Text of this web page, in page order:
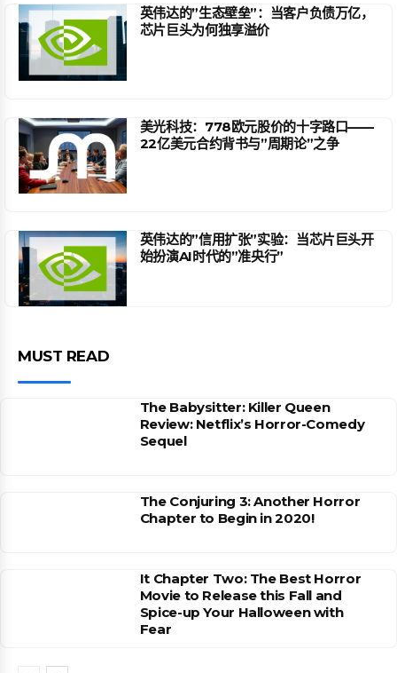
英伟达的”生态壁垒”：当客户负债万亿，
芯片巨头为何独享溢价
美光科技：778欧元股价的十字路口——
22亿美元合约背书与”周期论”之争
英伟达的”信用扩张”实验：当芯片巨头开
始扮演AI时代的”准央行”
MUST READ
The Babysitter: Killer Queen
Review: Netflix’s Horror-Comedy
Sequel
The Conjuring 3: Another Horror
Chapter to Begin in 2020!
It Chapter Two: The Best Horror
Movie to Release this Fall and
Spice-up Your Halloween with
Fear